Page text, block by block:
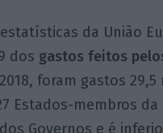
da União
dos gastos feitos
foram gastos
Estados-membros
Governos e é